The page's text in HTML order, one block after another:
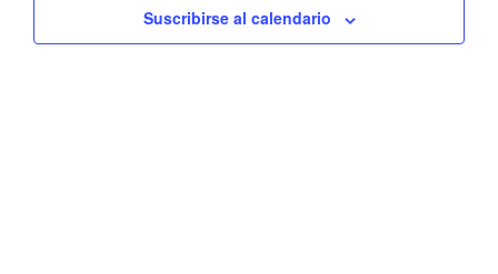
Suscribirse al calendario